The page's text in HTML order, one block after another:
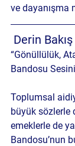
ve dayanışma
Derin Bakış
“Gönüllülük,
Bandosu
Toplumsal
büyük sözlerle
emeklerle de
Bandosu’nun